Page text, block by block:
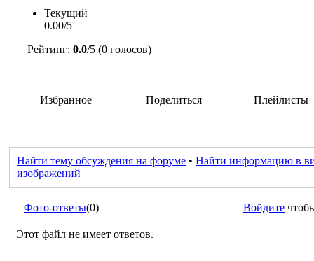
Текущий
0.00/5
Рейтинг: 0.0/5 (0 голосов)
Избранное Поделиться Плейлисты
Найти тему обсуждения на форуме • Найти информацию в
изображений
Фото-ответы(0) Войдите
Этот файл не имеет ответов.